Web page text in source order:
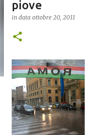
piove
in data ottobre 20, 2011